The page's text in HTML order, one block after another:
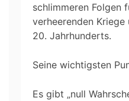
schlimmeren Folgen
verheerenden
20. Jahrhunderts.
Seine wichtigsten
Es gibt „null